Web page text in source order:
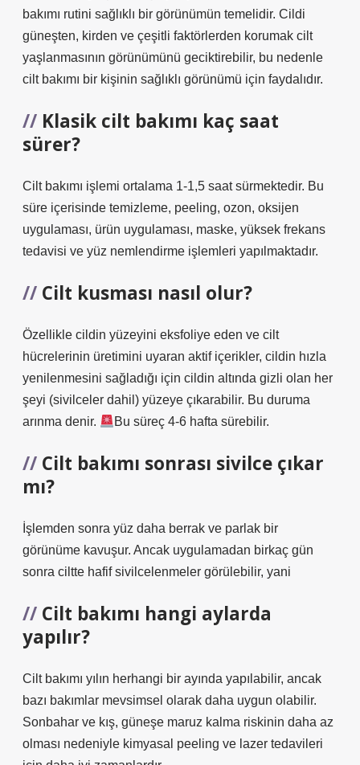
bakımı rutini sağlıklı bir görünümün temelidir. Cildi
güneşten, kirden ve çeşitli faktörlerden korumak cilt
yaşlanmasının görünümünü geciktirebilir, bu nedenle
cilt bakımı bir kişinin sağlıklı görünümü için faydalıdır.
Klasik cilt bakımı kaç saat
sürer?
Cilt bakımı işlemi ortalama 1-1,5 saat sürmektedir. Bu
süre içerisinde temizleme, peeling, ozon, oksijen
uygulaması, ürün uygulaması, maske, yüksek frekans
tedavisi ve yüz nemlendirme işlemleri yapılmaktadır.
Cilt kusması nasıl olur?
Özellikle cildin yüzeyini eksfoliye eden ve cilt
hücrelerinin üretimini uyaran aktif içerikler, cildin hızla
yenilenmesini sağladığı için cildin altında gizli olan her
şeyi (sivilceler dahil) yüzeye çıkarabilir. Bu duruma
arınma denir.
Bu süreç 4-6 hafta sürebilir.
Cilt bakımı sonrası sivilce çıkar
mı?
İşlemden sonra yüz daha berrak ve parlak bir
görünüme kavuşur. Ancak uygulamadan birkaç gün
sonra ciltte hafif sivilcelenmeler görülebilir, yani
Cilt bakımı hangi aylarda
yapılır?
Cilt bakımı yılın herhangi bir ayında yapılabilir, ancak
bazı bakımlar mevsimsel olarak daha uygun olabilir.
Sonbahar ve kış, güneşe maruz kalma riskinin daha az
olması nedeniyle kimyasal peeling ve lazer tedavileri